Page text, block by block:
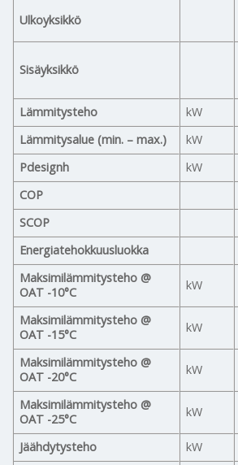
Ulkoyksikkö
Sisäyksikkö
Lämmitysteho
kW
Lämmitysalue (min. – max.)
kW
Pdesignh
kW
COP
SCOP
Energiatehokkuusluokka
Maksimilämmitysteho @
OAT -10°C
kW
Maksimilämmitysteho @
OAT -15°C
kW
Maksimilämmitysteho @
OAT -20°C
kW
Maksimilämmitysteho @
OAT -25°C
kW
Jäähdytysteho kW